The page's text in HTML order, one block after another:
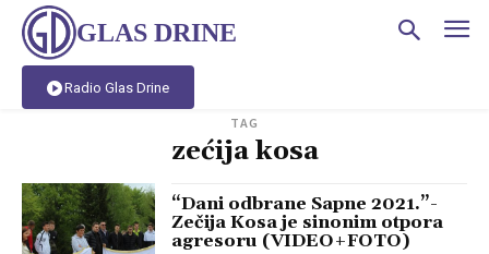
GLAS DRINE
Radio Glas Drine
TAG
zećija kosa
“Dani odbrane Sapne 2021.”-
Zečija Kosa je sinonim otpora
agresoru (VIDEO+FOTO)